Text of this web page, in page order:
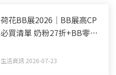
荷花BB展2026｜BB展高CP
必買清單 奶粉27折+BB零食
生活資訊 2026-07-23